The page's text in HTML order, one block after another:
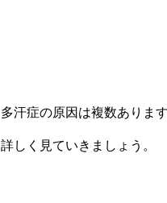
多汗症の原因は複数ありま
詳しく見ていきましょう。